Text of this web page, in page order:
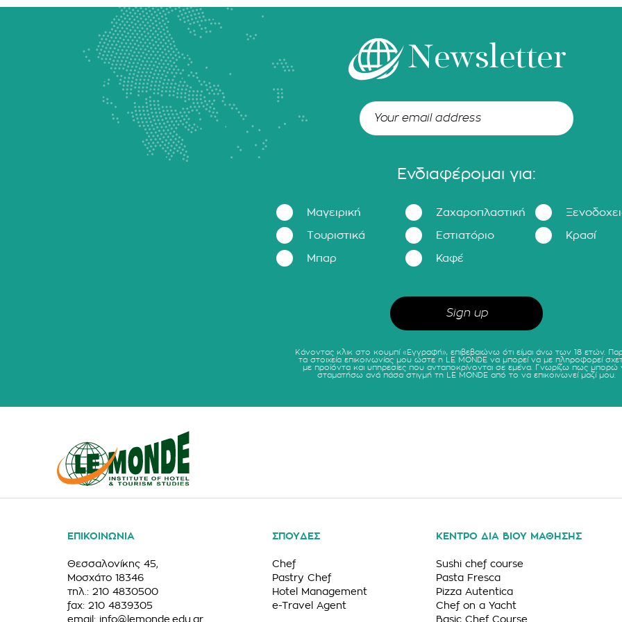
Newsletter
Ενδιαφέρομαι για:
Μαγειρική Ζαχαροπλαστική
Τουριστικά Εστιατόριο Κρασί
Μπαρ Καφέ
Κάνοντας κλικ στο κουμπί «Εγγραφή», επιβεβαιώνω ότι είμαι άνω των 18 ετών.
τα στοιχεία επικοινωνίας μου ώστε η LE MONDE να μπορεί να με πληροφορεί
με προϊόντα και υπηρεσίες που ανταποκρίνονται σε εμένα. Γνωρίζω πως μπορώ
σταματήσω ανά πάσα στιγμή τη LE MONDE από το να επικοινωνεί μαζί μου.
ΕΠΙΚΟΙΝΩΝΙΑ
Θεσσαλονίκης 45,
Μοσχάτο 18346
τηλ.: 210 4830500
fax: 210 4839305
email: info@lemonde.edu.gr
ΣΠΟΥΔΕΣ
Chef
Pastry Chef
Hotel Management
e-Travel Agent
ΚΕΝΤΡΟ ΔΙΑ ΒΙΟΥ ΜΑΘΗΣΗΣ
Sushi chef course
Pasta Fresca
Pizza Autentica
Chef on a Yacht
Basic Chef Course